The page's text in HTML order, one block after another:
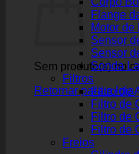
Sem produto(s) no
Retornar para a loja
Flange
Motor de
Sensor
Sensor
Sonda
Filtros
Filtro de
Filtro de
Filtro de
Filtro de
Freios